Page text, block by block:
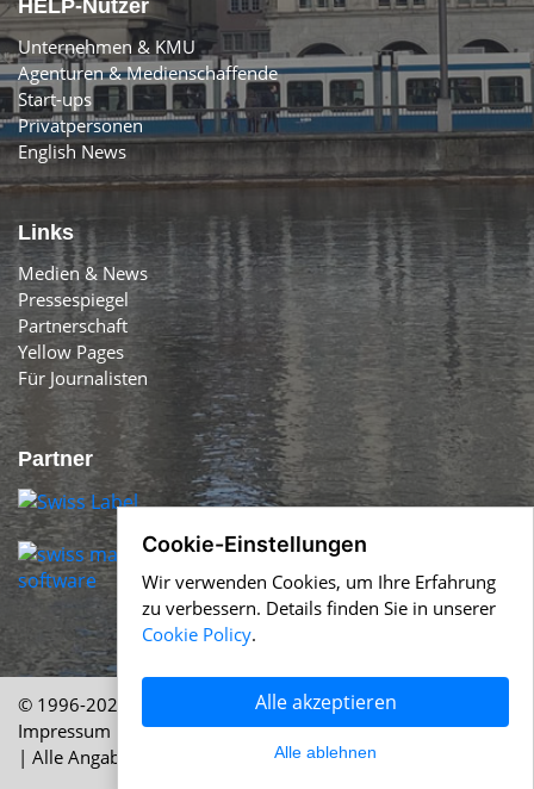
HELP-Nutzer
Unternehmen & KMU
Agenturen & Medienschaffende
Start-ups
Privatpersonen
English News
Links
Medien & News
Pressespiegel
Partnerschaft
Yellow Pages
Für Journalisten
Partner
© 1996-2026 Swiss-Press.com & Help.ch Über uns
Impressum
AGB|Nutzung|Cookie Policy|Datenschutz
| Alle Angaben ohne Gewähr
Cookie-Einstellungen
Wir verwenden Cookies, um Ihre Erfahrung
zu verbessern. Details finden Sie in unserer
Cookie Policy.
Alle akzeptieren
Alle ablehnen